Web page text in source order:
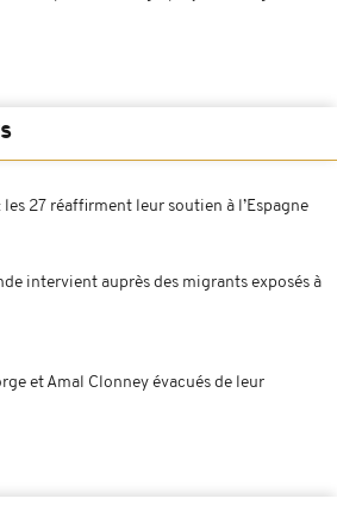
27 réaffirment leur soutien à l’Espagne
intervient auprès des migrants exposés à
et Amal Clonney évacués de leur